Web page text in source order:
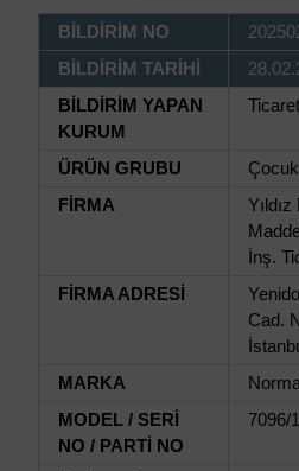
BİLDİRİM NO
BİLDİRİM TARİHİ
BİLDİRİM YAPAN
KURUM
ÜRÜN GRUBU
FİRMA
İnş.
FİRMA ADRESİ
Cad.
MARKA
MODEL / SERİ
NO / PARTİ NO
7096/1